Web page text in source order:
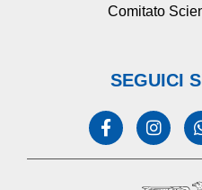
Comitato
SEGUICI